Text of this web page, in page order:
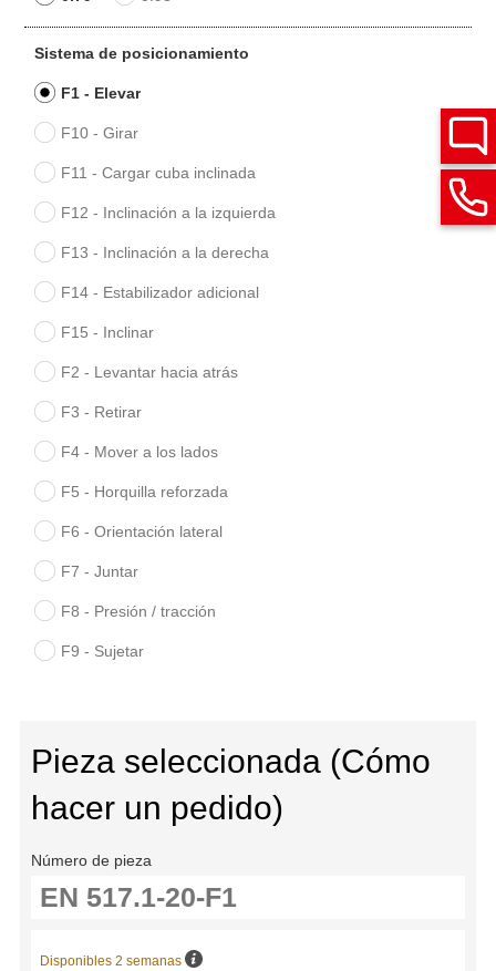
Sistema de posicionamiento
F1 - Elevar
F10 - Girar
F11 - Cargar cuba inclinada
F12 - Inclinación a la izquierda
F13 - Inclinación a la derecha
F14 - Estabilizador adicional
F15 - Inclinar
F2 - Levantar hacia atrás
F3 - Retirar
F4 - Mover a los lados
F5 - Horquilla reforzada
F6 - Orientación lateral
F7 - Juntar
F8 - Presión / tracción
F9 - Sujetar
Pieza seleccionada (Cómo
hacer un pedido)
Número de pieza
Disponibles 2 semanas